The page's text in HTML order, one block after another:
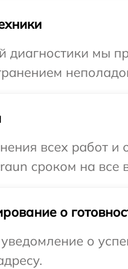
диагностики мы
всех работ
сроком на все
о
о